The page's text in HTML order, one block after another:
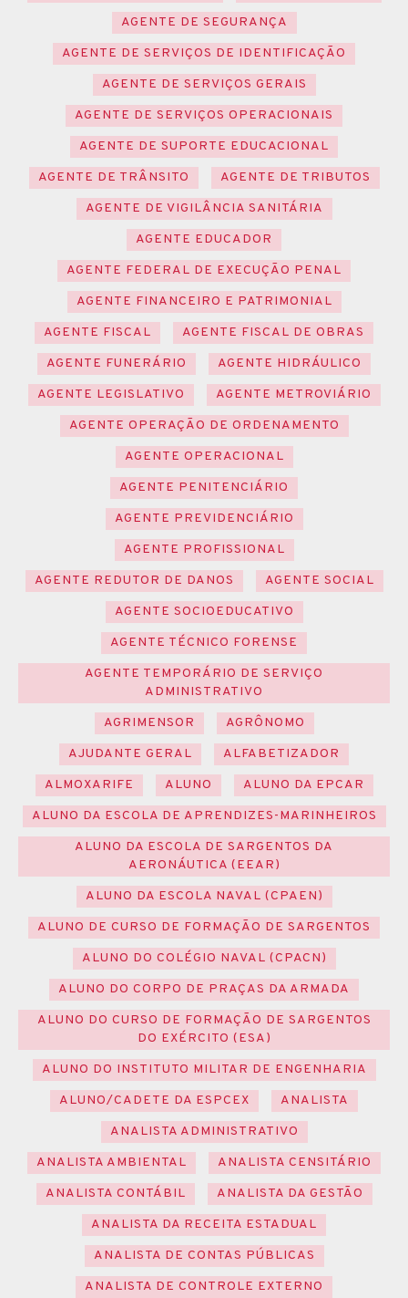
AGENTE DE SEGURANÇA
AGENTE DE SERVIÇOS DE IDENTIFICAÇÃO
AGENTE DE SERVIÇOS GERAIS
AGENTE DE SERVIÇOS OPERACIONAIS
AGENTE DE SUPORTE EDUCACIONAL
AGENTE DE TRÂNSITO
AGENTE DE TRIBUTOS
AGENTE DE VIGILÂNCIA SANITÁRIA
AGENTE EDUCADOR
AGENTE FEDERAL DE EXECUÇÃO PENAL
AGENTE FINANCEIRO E PATRIMONIAL
AGENTE FISCAL
AGENTE FISCAL DE OBRAS
AGENTE FUNERÁRIO
AGENTE HIDRÁULICO
AGENTE LEGISLATIVO
AGENTE METROVIÁRIO
AGENTE OPERAÇÃO DE ORDENAMENTO
AGENTE OPERACIONAL
AGENTE PENITENCIÁRIO
AGENTE PREVIDENCIÁRIO
AGENTE PROFISSIONAL
AGENTE REDUTOR DE DANOS
AGENTE SOCIAL
AGENTE SOCIOEDUCATIVO
AGENTE TÉCNICO FORENSE
AGENTE TEMPORÁRIO DE SERVIÇO
ADMINISTRATIVO
AGRIMENSOR
AGRÔNOMO
AJUDANTE GERAL
ALFABETIZADOR
ALMOXARIFE
ALUNO
ALUNO DA EPCAR
ALUNO DA ESCOLA DE APRENDIZES-MARINHEIROS
ALUNO DA ESCOLA DE SARGENTOS DA
AERONÁUTICA (EEAR)
ALUNO DA ESCOLA NAVAL (CPAEN)
ALUNO DE CURSO DE FORMAÇÃO DE SARGENTOS
ALUNO DO COLÉGIO NAVAL (CPACN)
ALUNO DO CORPO DE PRAÇAS DA ARMADA
ALUNO DO CURSO DE FORMAÇÃO DE SARGENTOS
DO EXÉRCITO (ESA)
ALUNO DO INSTITUTO MILITAR DE ENGENHARIA
ALUNO/CADETE DA ESPCEX
ANALISTA
ANALISTA ADMINISTRATIVO
ANALISTA AMBIENTAL
ANALISTA CENSITÁRIO
ANALISTA CONTÁBIL
ANALISTA DA GESTÃO
ANALISTA DA RECEITA ESTADUAL
ANALISTA DE CONTAS PÚBLICAS
ANALISTA DE CONTROLE EXTERNO